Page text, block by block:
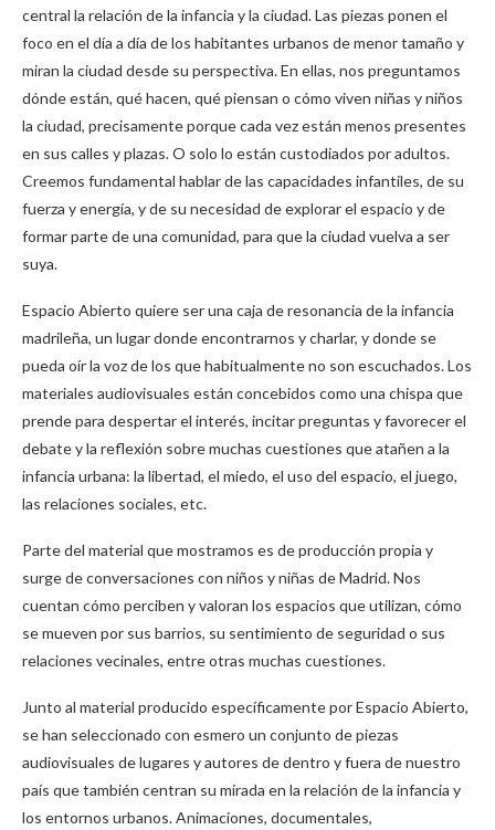
central la relación de la infancia y la ciudad. Las piezas ponen el
foco en el día a día de los habitantes urbanos de menor tamaño y
miran la ciudad desde su perspectiva. En ellas, nos preguntamos
dónde están, qué hacen, qué piensan o cómo viven niñas y niños
la ciudad, precisamente porque cada vez están menos presentes
en sus calles y plazas. O solo lo están custodiados por adultos.
Creemos fundamental hablar de las capacidades infantiles, de su
fuerza y energía, y de su necesidad de explorar el espacio y de
formar parte de una comunidad, para que la ciudad vuelva a ser
suya.
Espacio Abierto quiere ser una caja de resonancia de la infancia
madrileña, un lugar donde encontrarnos y charlar, y donde se
pueda oír la voz de los que habitualmente no son escuchados. Los
materiales audiovisuales están concebidos como una chispa que
prende para despertar el interés, incitar preguntas y favorecer el
debate y la reflexión sobre muchas cuestiones que atañen a la
infancia urbana: la libertad, el miedo, el uso del espacio, el juego,
las relaciones sociales, etc.
Parte del material que mostramos es de producción propia y
surge de conversaciones con niños y niñas de Madrid. Nos
cuentan cómo perciben y valoran los espacios que utilizan, cómo
se mueven por sus barrios, su sentimiento de seguridad o sus
relaciones vecinales, entre otras muchas cuestiones.
Junto al material producido específicamente por Espacio Abierto,
se han seleccionado con esmero un conjunto de piezas
audiovisuales de lugares y autores de dentro y fuera de nuestro
país que también centran su mirada en la relación de la infancia y
los entornos urbanos. Animaciones, documentales,